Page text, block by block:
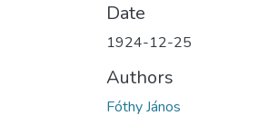
Date
1924-12-25
Authors
Fóthy János